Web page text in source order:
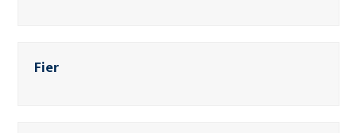
Fier